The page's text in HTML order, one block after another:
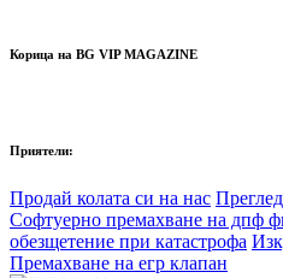
Корица на BG VIP MAGAZINE
Приятели:
Продай колата си на нас
Софтуерно премахване на дпф
обезщетение при катастрофа
Премахване на егр клапан